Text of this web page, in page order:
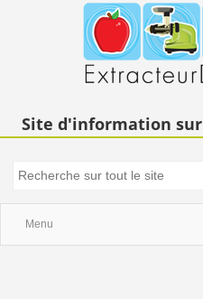
Site d'information
Menu